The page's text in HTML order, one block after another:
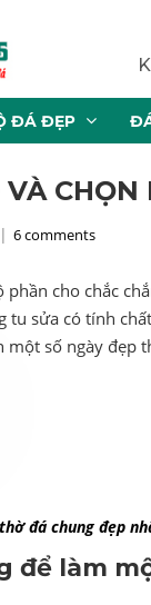
ĐÁ ĐẸP
VÀ
6 comments
cho chắc
tu sửa có tính
số ngày đẹp
đá chung đẹp
để làm